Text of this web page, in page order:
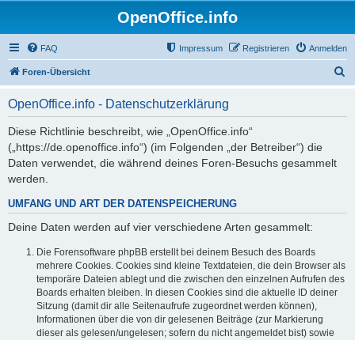
OpenOffice.info
FAQ Anmelden
Registrieren
Impressum
Foren-Übersicht
OpenOffice.info - Datenschutzerklärung
Diese Richtlinie beschreibt, wie „OpenOffice.info“
(„https://de.openoffice.info“) (im Folgenden „der Betreiber“) die
Daten verwendet, die während deines Foren-Besuchs gesammelt
werden.
UMFANG UND ART DER DATENSPEICHERUNG
Deine Daten werden auf vier verschiedene Arten gesammelt:
Die Forensoftware phpBB erstellt bei deinem Besuch des Boards
mehrere Cookies. Cookies sind kleine Textdateien, die dein Browser als
temporäre Dateien ablegt und die zwischen den einzelnen Aufrufen des
Boards erhalten bleiben. In diesen Cookies sind die aktuelle ID deiner
Sitzung (damit dir alle Seitenaufrufe zugeordnet werden können),
Informationen über die von dir gelesenen Beiträge (zur Markierung
dieser als gelesen/ungelesen; sofern du nicht angemeldet bist) sowie